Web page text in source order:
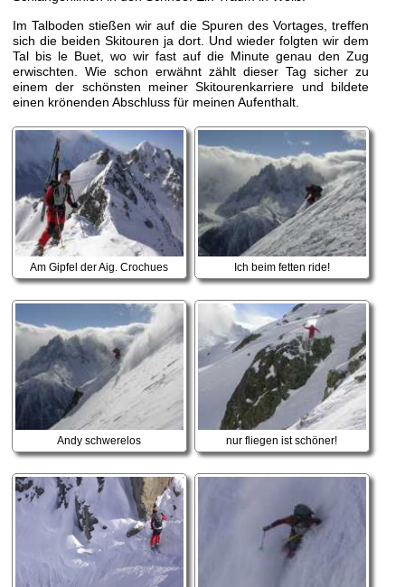
Im Talboden stießen wir auf die Spuren des Vortages, treffen
sich die beiden Skitouren ja dort. Und wieder folgten wir dem
Tal bis le Buet, wo wir fast auf die Minute genau den Zug
erwischten. Wie schon erwähnt zählt dieser Tag sicher zu
einem der schönsten meiner Skitourenkarriere und bildete
einen krönenden Abschluss für meinen Aufenthalt.
Am Gipfel der Aig. Crochues Ich beim fetten ride!
Andy schwerelos nur fliegen ist schöner!